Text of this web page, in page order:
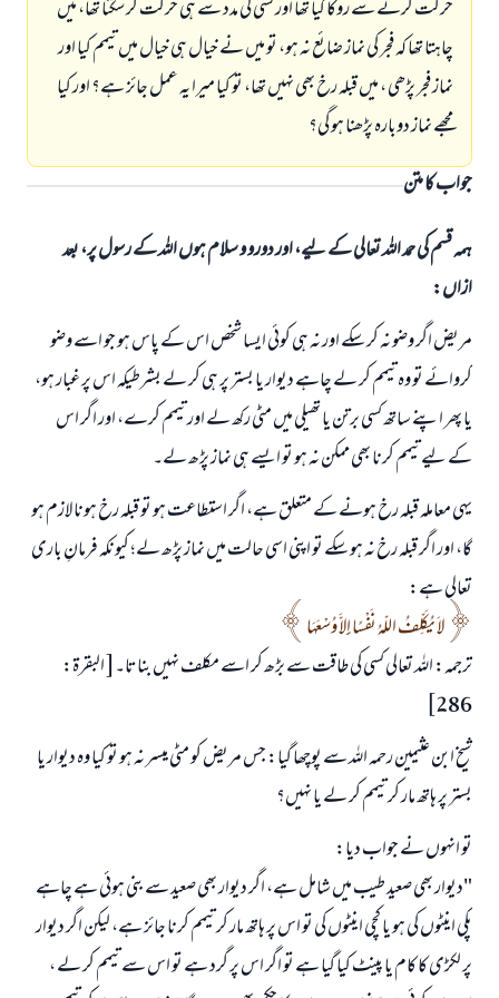
حرکت کرنے سے روکا گیا تھا اور کسی کی مدد سے ہی حرکت کر سکتا تھا، میں
چاہتا تھا کہ فجر کی نماز ضائع نہ ہو، تو میں نے خیال ہی خیال میں تیمم کیا اور
نماز فجر پڑھی ، میں قبلہ رخ بھی نہیں تھا، تو کیا میرا یہ عمل جائز ہے؟ اور کیا
مجھے نماز دوبارہ پڑھنا ہو گی؟
جواب کا متن
ہمہ قسم کی حمد اللہ تعالی کے لیے، اور دورو و سلام ہوں اللہ کے رسول پر، بعد
ازاں:
مریض اگر وضو نہ کر سکے اور نہ ہی کوئی ایسا شخص اس کے پاس ہو جو اسے وضو
کروائے تو وہ تیمم کر لے چاہے دیوار یا بستر پر ہی کر لے بشرطیکہ اس پر غبار ہو،
یا پھر اپنے ساتھ کسی برتن یا تھیلی میں مٹی رکھ لے اور تیمم کرے، اور اگر اس
کے لیے تیمم کرنا بھی ممکن نہ ہو تو ایسے ہی نماز پڑھ لے۔
یہی معاملہ قبلہ رخ ہونے کے متعلق ہے، اگر استطاعت ہو تو قبلہ رخ ہونا لازم ہو
گا، اور اگر قبلہ رخ نہ ہو سکے تو اپنی اسی حالت میں نماز پڑھ لے؛ کیونکہ فرمانِ باری
تعالی ہے:
لاَ يُكَلِّفُ اللّهُ نَفْسًا إِلاَّ وُسْعَهَا
ترجمہ: اللہ تعالی کسی کی طاقت سے بڑھ کر اسے مکلف نہیں بناتا۔[ البقرۃ:
286]
شیخ ابن عثیمین رحمہ اللہ سے پوچھا گیا: جس مریض کو مٹی میسر نہ ہو تو کیا وہ دیوار یا
بستر پر ہاتھ مار کر تیمم کر لے یا نہیں؟
تو انہوں نے جواب دیا:
"دیوار بھی صعید طیب میں شامل ہے، اگر دیوار بھی صعید سے بنی ہوئی ہے چاہے
پکی اینٹوں کی ہو یا کچی اینٹوں کی تو اس پر ہاتھ مار کر تیمم کرنا جائز ہے، لیکن اگر دیوار
پر لکڑی کا کام یا پینٹ کیا گیا ہے تو اگر اس پر گرد ہے تو اس سے تیمم کر لے ،